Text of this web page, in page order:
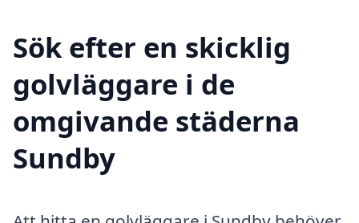
Sök efter en skicklig
golvläggare i de
omgivande städerna
Sundby